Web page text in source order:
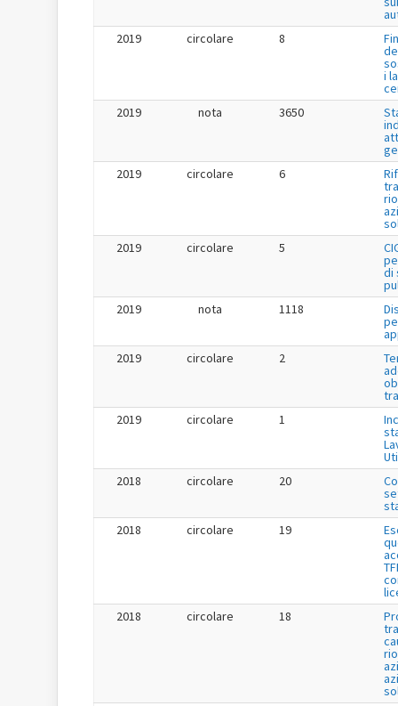
2019
circolare 8
i
2019
nota 3650
2019
circolare 6
2019
circolare 5
di
2019
nota 1118
2019
circolare 2
2019
circolare 1
2018
circolare 20
2018
circolare 19
2018
circolare 18